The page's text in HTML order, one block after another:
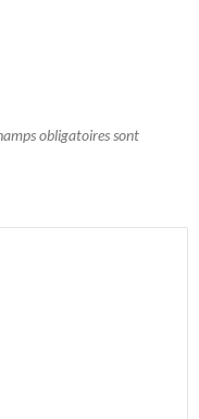
obligatoires sont